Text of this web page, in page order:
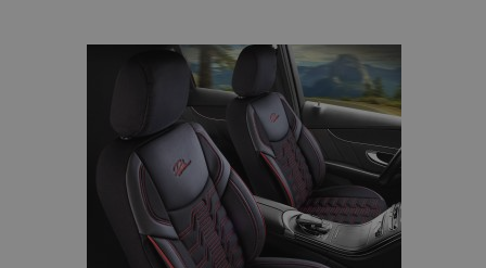
liste
d'achats